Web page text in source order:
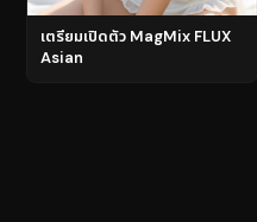
เตรียมเปิดตัว MagMix FLUX
Asian